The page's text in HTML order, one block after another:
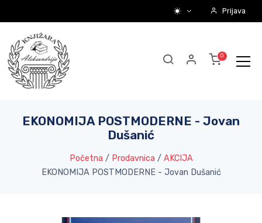
Prijava
EKONOMIJA POSTMODERNE - Jovan
Dušanić
Početna / Prodavnica / AKCIJA
EKONOMIJA POSTMODERNE - Jovan Dušanić